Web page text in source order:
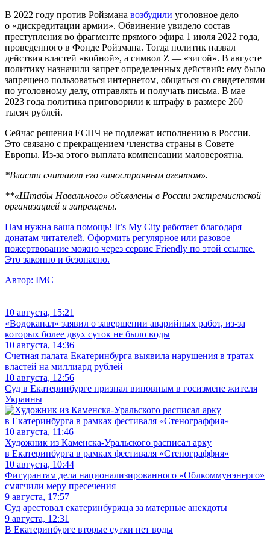
В 2022 году против Ройзмана возбудили уголовное дело
о «дискредитации армии». Обвинение увидело состав
преступления во фрагменте прямого эфира 1 июля 2022 года,
проведенного в Фонде Ройзмана. Тогда политик назвал
действия властей «войной», а символ Z — «зигой». В августе
политику назначили запрет определенных действий: ему было
запрещено пользоваться интернетом, общаться со свидетелями
по уголовному делу, отправлять и получать письма. В мае
2023 года политика приговорили к штрафу в размере 260
тысяч рублей.
Сейчас решения ЕСПЧ не подлежат исполнению в России.
Это связано с прекращением членства страны в Совете
Европы. Из-за этого выплата компенсации маловероятна.
*Власти считают его «иностранным агентом».
**«Штабы Навального» объявлены в России экстремистской
организацией и запрещены.
Нам нужна ваша помощь! It’s My City работает благодаря
донатам читателей. Оформить регулярное или разовое
пожертвование можно через сервис Friendly по этой ссылке.
Это законно и безопасно.
Автор: IMC
10 августа, 15:21
«Водоканал» заявил о завершении аварийных работ, из-за
которых более двух суток не было воды
10 августа, 14:36
Счетная палата Екатеринбурга выявила нарушения в тратах
властей на миллиард рублей
10 августа, 12:56
Суд в Екатеринбурге признал виновным в госизмене жителя
Украины
10 августа, 11:46
Художник из Каменска-Уральского расписал арку
в Екатеринбурга в рамках фестиваля «Стенограффия»
10 августа, 10:44
Фигурантам дела национализированного «Облкоммунэнерго»
смягчили меру пресечения
9 августа, 17:57
Суд арестовал екатеринбуржца за матерные анекдоты
9 августа, 12:31
В Екатеринбурге вторые сутки нет воды